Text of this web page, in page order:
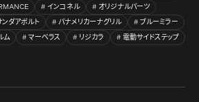
インコネル
オリジナルパーツ
ンダアボルト パナメリカーナグリル
ブルーミラー
ム
マーベラス リジカラ 電動サイドステップ